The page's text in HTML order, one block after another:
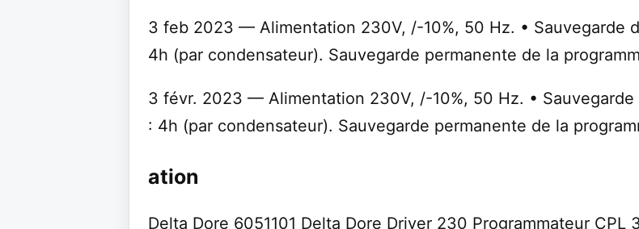
3 feb 2023 — Alimentation 230V, /-10%, 50 Hz. • Sauvegarde
4h (par condensateur). Sauvegarde permanente de la
3 févr. 2023 — Alimentation 230V, /-10%, 50 Hz. •
: 4h (par condensateur). Sauvegarde permanente de la
ation
Delta Dore 6051101 Delta Dore Driver 230 Programmateur CPL